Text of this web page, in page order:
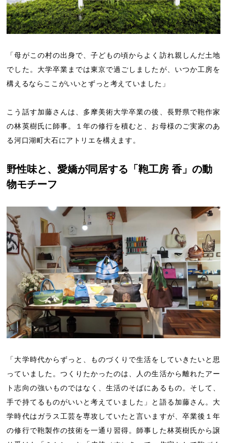
「母がこの村の出身で、子どもの頃からよく訪れ親しんだ土地
でした。大学卒業までは東京で過ごしましたが、いつか工房を
構えるならここがいいとずっと考えていました」
こう話す加藤さんは、多摩美術大学卒業の後、長野県で鞄作家
の林英樹氏に師事。１年の修行を積むと、お母様のご実家のあ
る河口湖町大石にアトリエを構えます。
野性味と、愛嬌が同居する「鞄工房 香」の動
物モチーフ
「大学時代からずっと、ものづくりで生活をしていきたいと思
っていました。つくりたかったのは、人の生活から離れたアー
ト志向の強いものではなく、生活のそばにあるもの。そして、
手で持てるものがいいと考えていました」と語る加藤さん。大
学時代はガラス工芸を専攻していたと言いますが、卒業後１年
の修行で鞄製作の技術を一通り習得。師事した林英樹氏から譲